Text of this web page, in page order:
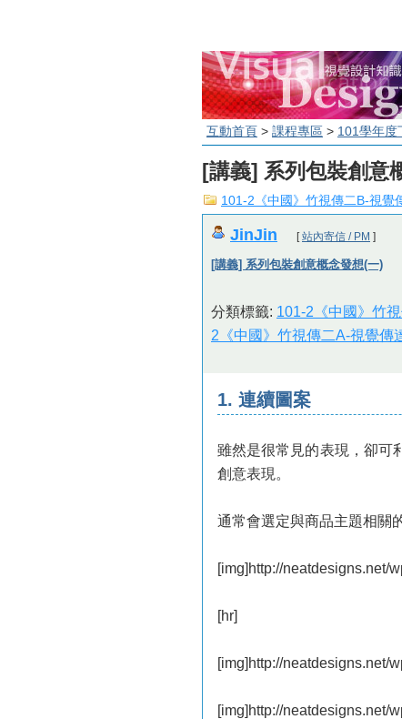
互動首頁 > 課程專區 > 101學年度
[講義] 系列包裝創意
101-2《中國》竹視傳二B-視覺
JinJin [站內寄信 / PM ]
[講義] 系列包裝創意概念發想(一)
分類標籤: 101-2《中國》竹
2《中國》竹視傳二A-視覺傳
1. 連續圖案
雖然是很常見的表現，卻可
創意表現。
通常會選定與商品主題相關
[img]http://neatdesigns.net/
[hr]
[img]http://neatdesigns.net/
[img]http://neatdesigns.net/